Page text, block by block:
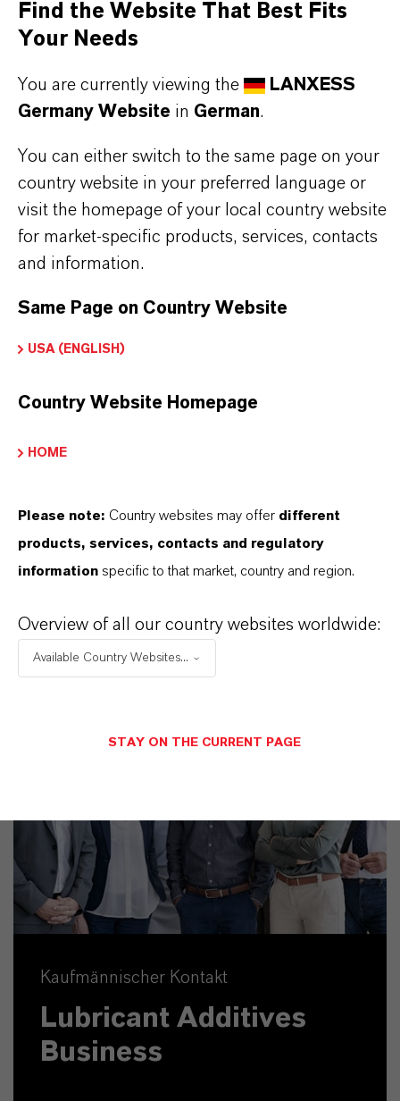
DARUMLANXESS!
Als führendes Spezialchemieunternehmen bieten
wir weit mehr als nur hochwertige Produkte: Wir
stehen für Zuverlässigkeit, Innovationskraft und
partnerschaftliches Denken. Im Mittelpunkt
unseres Handelns stehen jedoch Sie: unsere
Kunden. Unsere Kunden profitieren von
und einem tiefen Verständnis ihrer Märkte. Hier
finden Sie gleich elf überzeugende Gründe, warum
ist.
IM MITTELPUNKT STEHEN SIE: UNSERE
11 Gründe, warum LANXESS der richtige
Partner für Ihr Unternehmen ist
Kaufmännischer Kontakt
Lubricant Additives
Business
Find the Website That Best Fits
Your Needs
You are currently viewing the
LANXESS
Germany Website in German.
You can either switch to the same page on your
country website in your preferred language or
visit the homepage of your local country website
for market-specific products, services, contacts
and information.
Same Page on Country Website
USA (ENGLISH)
Country Website Homepage
HOME
Please note: Country websites may offer different
products, services, contacts and regulatory
information specific to that market, country and region.
Overview of all our country websites worldwide:
Available Country Websites...
STAY ON THE CURRENT PAGE